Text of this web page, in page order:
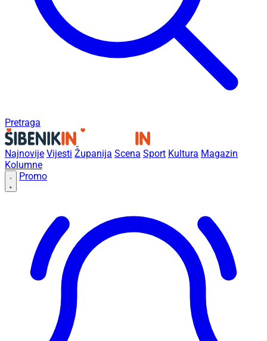
Pretraga
Najnovije Vijesti Županija Scena Sport Kultura Magazin
Kolumne
Promo